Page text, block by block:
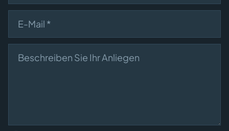
E-Mail
Beschreiben Sie Ihr Anliegen